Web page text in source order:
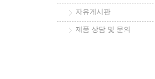
자유게시판
제품 상담 및 문의